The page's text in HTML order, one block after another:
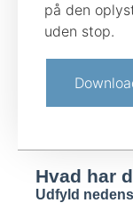
på den
uden stop.